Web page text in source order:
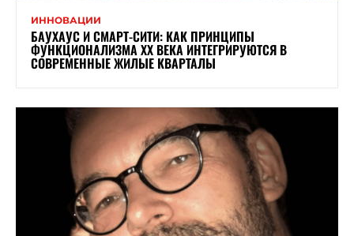
ИННОВАЦИИ
БАУХАУС И СМАРТ-СИТИ: КАК ПРИНЦИПЫ
ФУНКЦИОНАЛИЗМА XX ВЕКА ИНТЕГРИРУЮТСЯ В
СОВРЕМЕННЫЕ ЖИЛЫЕ КВАРТАЛЫ